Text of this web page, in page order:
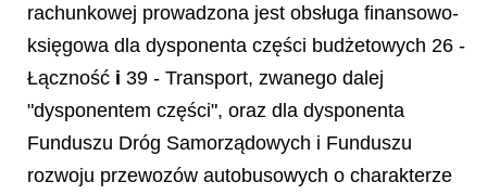
rachunkowej prowadzona jest obsługa finansowo-
księgowa dla dysponenta części budżetowych 26 -
Łączność i 39 - Transport, zwanego dalej
"dysponentem części", oraz dla dysponenta
Funduszu Dróg Samorządowych i Funduszu
rozwoju przewozów autobusowych o charakterze